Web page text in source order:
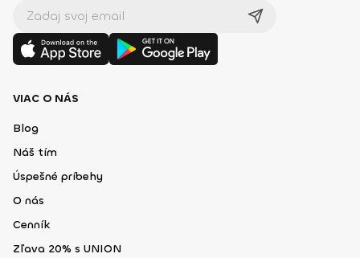
VIAC O NÁS
Blog
Náš tím
Úspešné príbehy
O nás
Cenník
Zľava 20% s UNION